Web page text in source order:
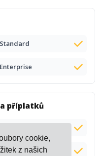
cookie,
z našich
Standard
Enterprise
příplatků
Enterprise